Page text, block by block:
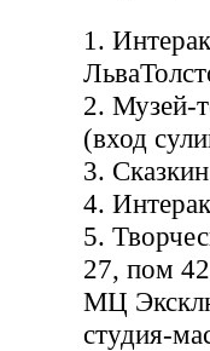
1.
2. Музей-
(вход
3.
4.
5.
27, пом
МЦ
студия-